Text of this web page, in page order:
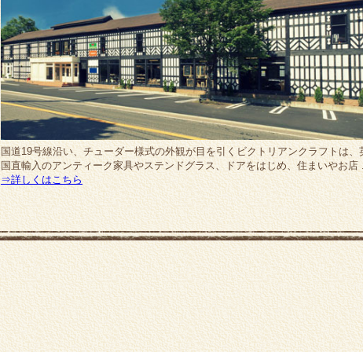
国道19号線沿い、チューダー様式の外観が目を引くビクトリアンクラフトは、
国直輸入のアンティーク家具やステンドグラス、ドアをはじめ、住まいやお店
⇒詳しくはこちら
ギャルリ灰月